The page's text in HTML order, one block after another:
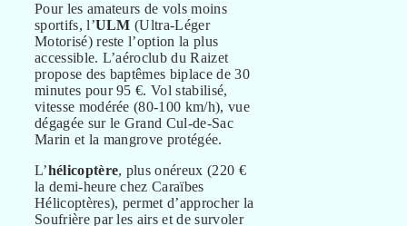
Pour les amateurs de vols moins
sportifs, l’ULM (Ultra-Léger
Motorisé) reste l’option la plus
accessible. L’aéroclub du Raizet
propose des baptêmes biplace de 30
minutes pour 95 €. Vol stabilisé,
vitesse modérée (80-100 km/h), vue
dégagée sur le Grand Cul-de-Sac
Marin et la mangrove protégée.
L’hélicoptère, plus onéreux (220 €
la demi-heure chez Caraïbes
Hélicoptères), permet d’approcher la
Soufrière par les airs et de survoler